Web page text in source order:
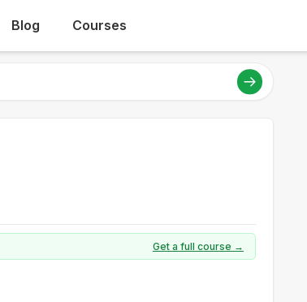
Blog Courses
Get a full course →